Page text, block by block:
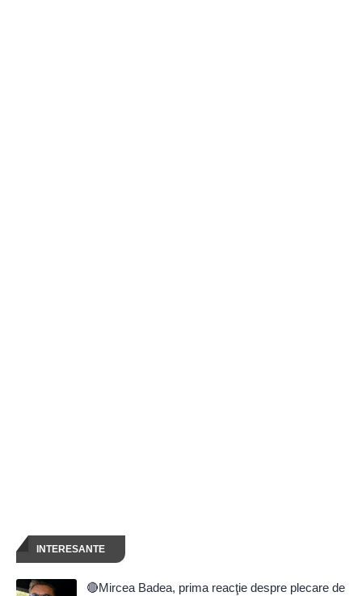
INTERESANTE
🔴Mircea Badea, prima reacţie despre plecare de